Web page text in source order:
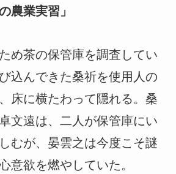
農業実習」
め茶の保管庫を調査してい
込んできた桑祈を使用人の
床に横たわって隠れる。桑
文遠は、二人が保管庫にい
むが、晏雲之は今度こそ謎
意欲を燃やしていた。